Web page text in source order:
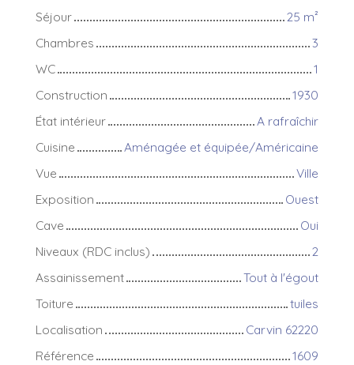
Séjour
25 m²
Chambres
3
WC
1
Construction
1930
État intérieur
A rafraîchir
Cuisine
Aménagée et équipée/Américaine
Vue
Ville
Exposition
Ouest
Cave
Oui
Niveaux (RDC inclus)
2
Assainissement
Tout à l'égout
Toiture
tuiles
Localisation
Carvin 62220
Référence
1609